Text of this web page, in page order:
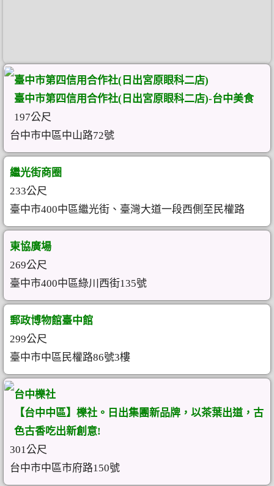
臺中市第四信用合作社(日出宮原眼科二店)
臺中市第四信用合作社(日出宮原眼科二店)-台中美食
197公尺
台中市中區中山路72號
繼光街商圈
233公尺
臺中市400中區繼光街、臺灣大道一段西側至民權路
東協廣場
269公尺
臺中市400中區綠川西街135號
郵政博物館臺中館
299公尺
臺中市中區民權路86號3樓
台中櫟社
【台中中區】櫟社。日出集團新品牌，以茶葉出道，古
色古香吃出新創意!
301公尺
台中市中區市府路150號